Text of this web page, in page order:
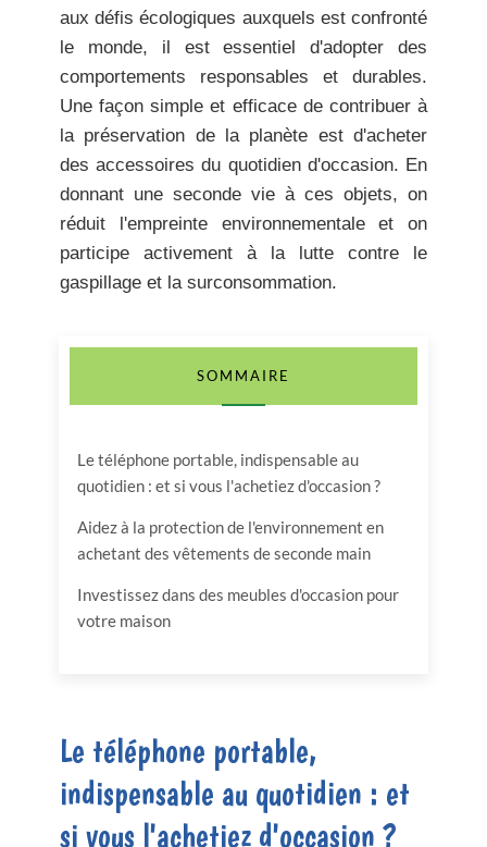
aux défis écologiques auxquels est confronté
le monde, il est essentiel d'adopter des
comportements responsables et durables.
Une façon simple et efficace de contribuer à
la préservation de la planète est d'acheter
des accessoires du quotidien d'occasion. En
donnant une seconde vie à ces objets, on
réduit l'empreinte environnementale et on
participe activement à la lutte contre le
gaspillage et la surconsommation.
SOMMAIRE
Le téléphone portable, indispensable au
quotidien : et si vous l'achetiez d'occasion ?
Aidez à la protection de l'environnement en
achetant des vêtements de seconde main
Investissez dans des meubles d'occasion pour
votre maison
Le téléphone portable,
indispensable au quotidien : et
si vous l'achetiez d'occasion ?